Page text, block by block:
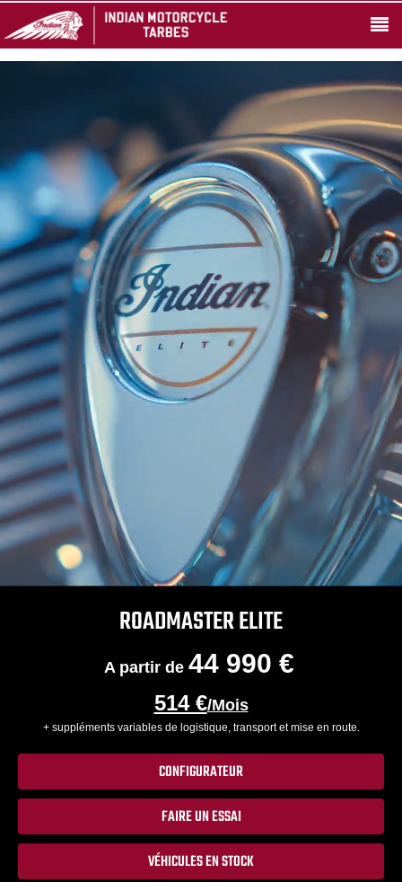
ROADMASTER ELITE
A partir de 44 990 €
514 €/Mois
+ suppléments variables de logistique, transport et mise en route.
CONFIGURATEUR
FAIRE UN ESSAI
VÉHICULES EN STOCK